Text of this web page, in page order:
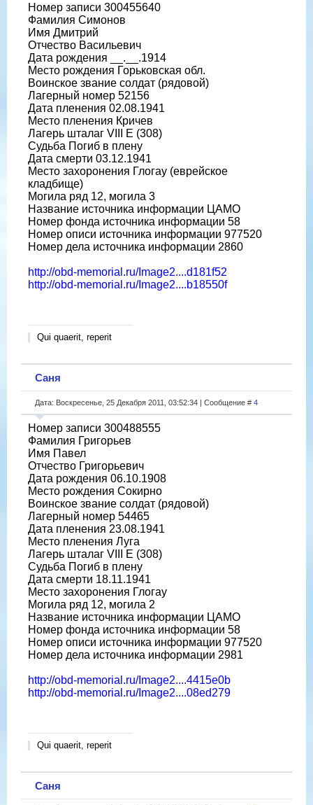
Номер записи 300455640
Фамилия Симонов
Имя Дмитрий
Отчество Васильевич
Дата рождения __.__.1914
Место рождения Горьковская обл.
Воинское звание солдат (рядовой)
Лагерный номер 52156
Дата пленения 02.08.1941
Место пленения Кричев
Лагерь шталаг VIII E (308)
Судьба Погиб в плену
Дата смерти 03.12.1941
Место захоронения Глогау (еврейское
кладбище)
Могила ряд 12, могила 3
Название источника информации ЦАМО
Номер фонда источника информации 58
Номер описи источника информации 977520
Номер дела источника информации 2860
http://obd-memorial.ru/Image2....d181f52
http://obd-memorial.ru/Image2....b18550f
Qui quaerit, reperit
Саня
Дата: Воскресенье, 25 Декабря 2011, 03:52:34 | Сообщение # 4
Номер записи 300488555
Фамилия Григорьев
Имя Павел
Отчество Григорьевич
Дата рождения 06.10.1908
Место рождения Сокирно
Воинское звание солдат (рядовой)
Лагерный номер 54465
Дата пленения 23.08.1941
Место пленения Луга
Лагерь шталаг VIII E (308)
Судьба Погиб в плену
Дата смерти 18.11.1941
Место захоронения Глогау
Могила ряд 12, могила 2
Название источника информации ЦАМО
Номер фонда источника информации 58
Номер описи источника информации 977520
Номер дела источника информации 2981
http://obd-memorial.ru/Image2....4415e0b
http://obd-memorial.ru/Image2....08ed279
Qui quaerit, reperit
Саня